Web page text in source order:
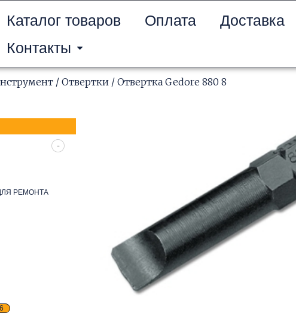
Каталог товаров Оплата
Доставка
Контакты
/ Отвертки / Отвертка Gedore 880 8
РЕМОНТА
6